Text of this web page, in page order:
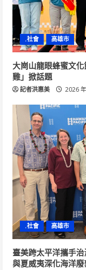
.社會 高雄市
大崗山龍眼蜂蜜文
雞」掀話題
記者洪惠美 2026
.社會 高雄市
臺美跨太平洋攜手
與夏威夷深化海洋